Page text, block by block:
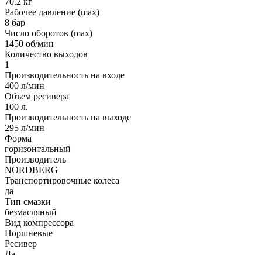
Рабочее давление (max)
8 бар
Число оборотов (max)
1450 об/мин
Количество выходов
1
Производительность на входе
400 л/мин
Объем ресивера
100 л.
Производительность на выходе
295 л/мин
Форма
горизонтальный
Производитель
NORDBERG
Транспортировочные колеса
да
Тип смазки
безмасляный
Вид компрессора
Поршневые
Ресивер